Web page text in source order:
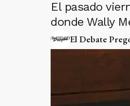
El pasado
donde Wally
El Debate